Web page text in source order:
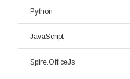
Python
JavaScript
Spire.OfficeJs